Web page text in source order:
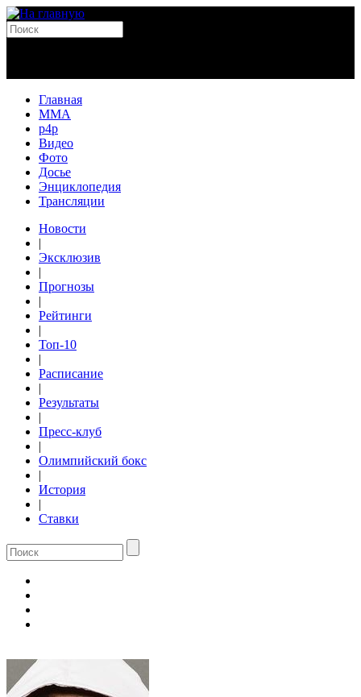
Главная
MMA
p4p
Видео
Фото
Досье
Энциклопедия
Трансляции
Новости
|
Эксклюзив
|
Прогнозы
|
Рейтинги
|
Топ-10
|
Расписание
|
Результаты
|
Пресс-клуб
|
Олимпийский бокс
|
История
|
Ставки